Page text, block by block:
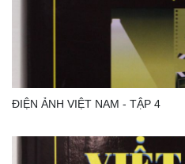
ĐIỆN ẢNH VIỆT NAM - TẬP 4